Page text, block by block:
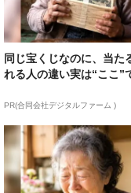
同じ宝くじなのに、当た
れる人の違い実は“ここ”
PR(合同会社デジタルファーム )